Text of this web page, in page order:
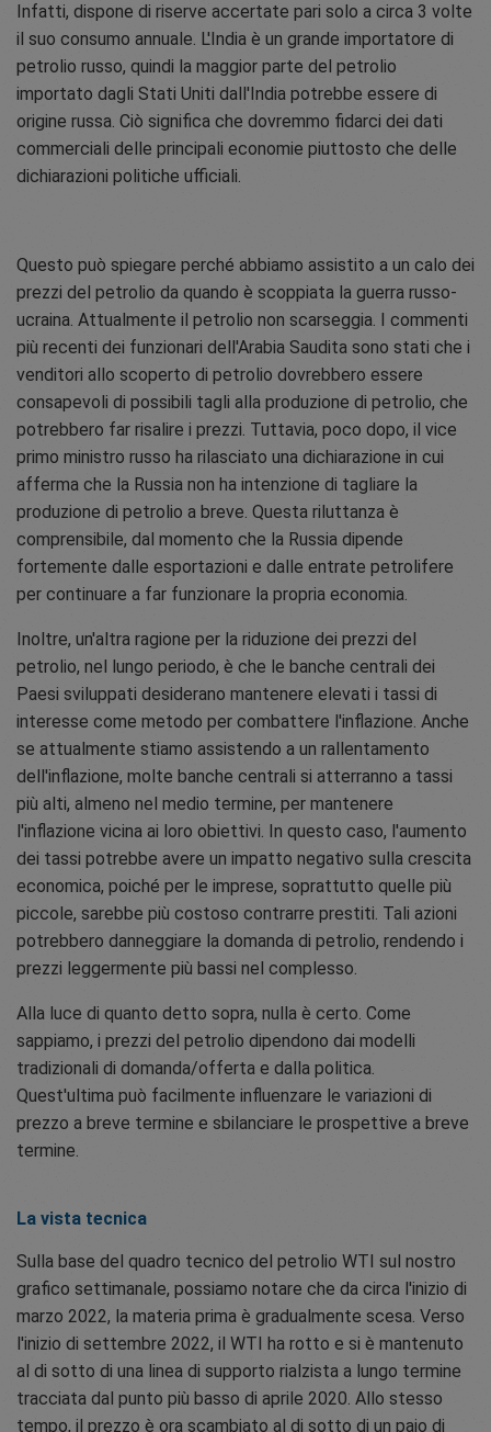
Infatti, dispone di riserve accertate pari solo a circa 3 volte
il suo consumo annuale. L'India è un grande importatore di
petrolio russo, quindi la maggior parte del petrolio
importato dagli Stati Uniti dall'India potrebbe essere di
origine russa. Ciò significa che dovremmo fidarci dei dati
commerciali delle principali economie piuttosto che delle
dichiarazioni politiche ufficiali.
Questo può spiegare perché abbiamo assistito a un calo dei
prezzi del petrolio da quando è scoppiata la guerra russo-
ucraina. Attualmente il petrolio non scarseggia. I commenti
più recenti dei funzionari dell'Arabia Saudita sono stati che i
venditori allo scoperto di petrolio dovrebbero essere
consapevoli di possibili tagli alla produzione di petrolio, che
potrebbero far risalire i prezzi. Tuttavia, poco dopo, il vice
primo ministro russo ha rilasciato una dichiarazione in cui
afferma che la Russia non ha intenzione di tagliare la
produzione di petrolio a breve. Questa riluttanza è
comprensibile, dal momento che la Russia dipende
fortemente dalle esportazioni e dalle entrate petrolifere
per continuare a far funzionare la propria economia.
Inoltre, un'altra ragione per la riduzione dei prezzi del
petrolio, nel lungo periodo, è che le banche centrali dei
Paesi sviluppati desiderano mantenere elevati i tassi di
interesse come metodo per combattere l'inflazione. Anche
se attualmente stiamo assistendo a un rallentamento
dell'inflazione, molte banche centrali si atterranno a tassi
più alti, almeno nel medio termine, per mantenere
l'inflazione vicina ai loro obiettivi. In questo caso, l'aumento
dei tassi potrebbe avere un impatto negativo sulla crescita
economica, poiché per le imprese, soprattutto quelle più
piccole, sarebbe più costoso contrarre prestiti. Tali azioni
potrebbero danneggiare la domanda di petrolio, rendendo i
prezzi leggermente più bassi nel complesso.
Alla luce di quanto detto sopra, nulla è certo. Come
sappiamo, i prezzi del petrolio dipendono dai modelli
tradizionali di domanda/offerta e dalla politica.
Quest'ultima può facilmente influenzare le variazioni di
prezzo a breve termine e sbilanciare le prospettive a breve
termine.
La vista tecnica
Sulla base del quadro tecnico del petrolio WTI sul nostro
grafico settimanale, possiamo notare che da circa l'inizio di
marzo 2022, la materia prima è gradualmente scesa. Verso
l'inizio di settembre 2022, il WTI ha rotto e si è mantenuto
al di sotto di una linea di supporto rialzista a lungo termine
tracciata dal punto più basso di aprile 2020. Allo stesso
tempo, il prezzo è ora scambiato al di sotto di un paio di